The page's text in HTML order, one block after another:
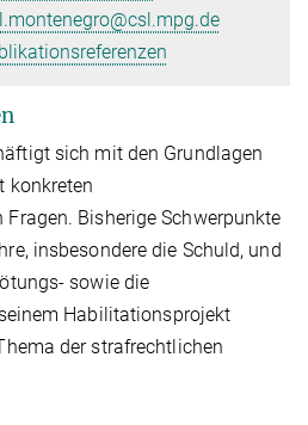
l.montenegro@csl.mpg.de
sich mit den Grundlagen
konkreten
Bisherige Schwerpunkte
insbesondere die Schuld, und
sowie die
Habilitationsprojekt
der straf­recht­lichen